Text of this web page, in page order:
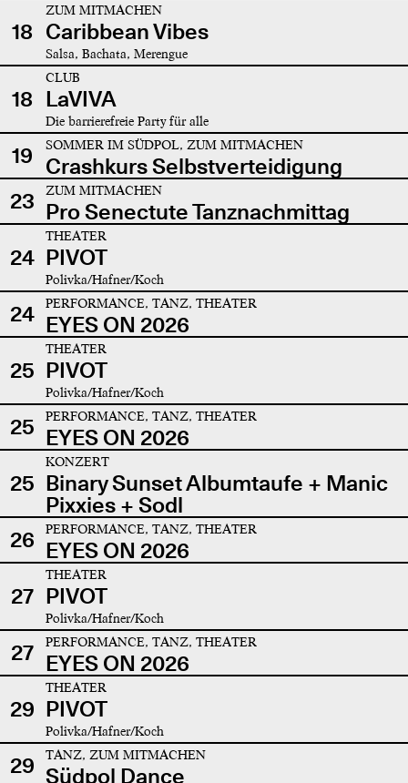
18
ZUM MITMACHEN
Caribbean Vibes
Salsa, Bachata, Merengue
18
CLUB
LaVIVA
Die barrierefreie Party für alle
19 SOMMER IM SÜDPOL, ZUM MITMACHEN
Crashkurs Selbstverteidigung
23
ZUM MITMACHEN
Pro Senectute Tanznachmittag
24
THEATER
PIVOT
Polivka/Hafner/Koch
24 PERFORMANCE, TANZ, THEATER
EYES ON 2026
25
THEATER
PIVOT
Polivka/Hafner/Koch
25 PERFORMANCE, TANZ, THEATER
EYES ON 2026
25
KONZERT
Binary Sunset Albumtaufe + Manic
Pixxies + Sodl
26
PERFORMANCE, TANZ, THEATER
EYES ON 2026
27
THEATER
PIVOT
Polivka/Hafner/Koch
27 PERFORMANCE, TANZ, THEATER
EYES ON 2026
29
THEATER
PIVOT
Polivka/Hafner/Koch
29 TANZ, ZUM MITMACHEN
Südpol Dance